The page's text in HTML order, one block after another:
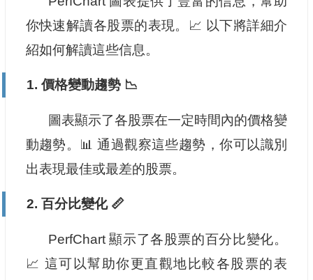
你快速解讀各股票的表現。📈 以下將詳細介
紹如何解讀這些信息。
1. 價格變動趨勢 📉
圖表顯示了各股票在一定時間內的價格變
動趨勢。📊 通過觀察這些趨勢，你可以識別
出表現最佳或最差的股票。
2. 百分比變化 📏
PerfChart 顯示了各股票的百分比變化。
📈 這可以幫助你更直觀地比較各股票的表